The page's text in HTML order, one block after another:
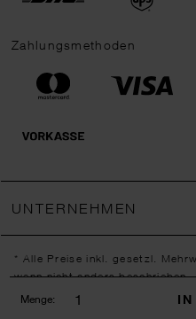
Menge: IN
Zahlungsmethoden
UNTERNEHMEN
* Alle Preise inkl. gesetzl.
wenn nicht anders beschrieben.
** Jede:r Abonnent:in erhält bei